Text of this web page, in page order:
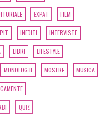
EXPAT FILM
INEDITI INTERVISTE
LIBRI LIFESTYLE
MONOLOGHI MOSTRE MUSICA
QUIZ